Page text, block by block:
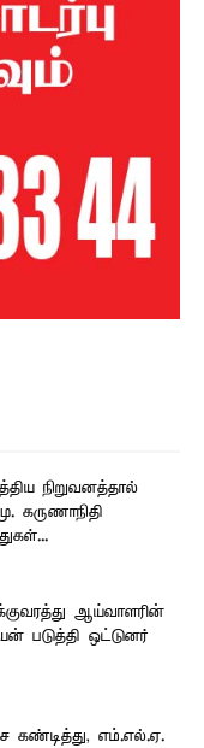
நிறுவனத்தால்
கருணாநிதி
ஆய்வாளரின்
படுத்தி ஒட்டுனர்
கண்டித்து, எம்.எல்.ஏ.